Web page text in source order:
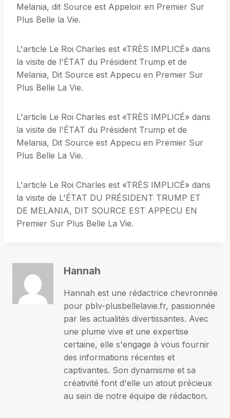
Melania, dit Source est Appeloir en Premier Sur
Plus Belle la Vie.
L'article Le Roi Charles est «TRÈS IMPLICÉ» dans
la visite de l'ÉTAT du Président Trump et de
Melania, Dit Source est Appecu en Premier Sur
Plus Belle La Vie.
L'article Le Roi Charles est «TRÈS IMPLICÉ» dans
la visite de l'ÉTAT du Président Trump et de
Melania, Dit Source est Appecu en Premier Sur
Plus Belle La Vie.
L'article Le Roi Charles est «TRÈS IMPLICÉ» dans
la visite de L'ÉTAT DU PRÉSIDENT TRUMP ET
DE MELANIA, DIT SOURCE EST APPECU EN
Premier Sur Plus Belle La Vie.
Hannah
Hannah est une rédactrice chevronnée
pour pblv-plusbellelavie.fr, passionnée
par les actualités divertissantes. Avec
une plume vive et une expertise
certaine, elle s'engage à vous fournir
des informations récentes et
captivantes. Son dynamisme et sa
créativité font d'elle un atout précieux
au sein de notre équipe de rédaction.